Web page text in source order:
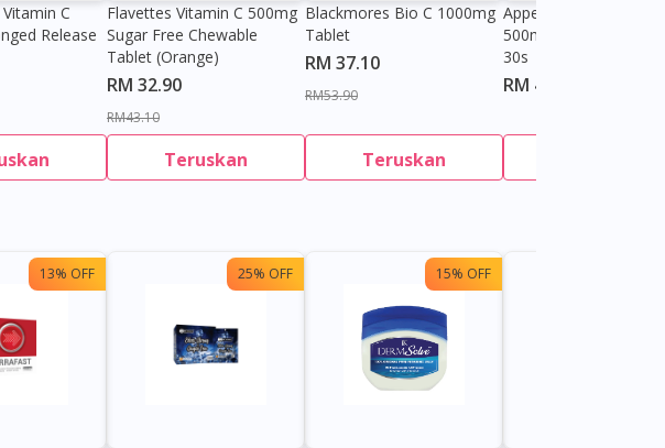
C
Release
Flavettes Vitamin C 500mg
Sugar Free Chewable
Tablet (Orange)
RM 32.90
RM43.10
Teruskan
Blackmores Bio C 1000mg
Tablet
RM 37.10
RM53.90
Teruskan
Appeton Essentials
500mg Chewable
30s
RM 42.00
13% OFF 25% OFF 15% OFF